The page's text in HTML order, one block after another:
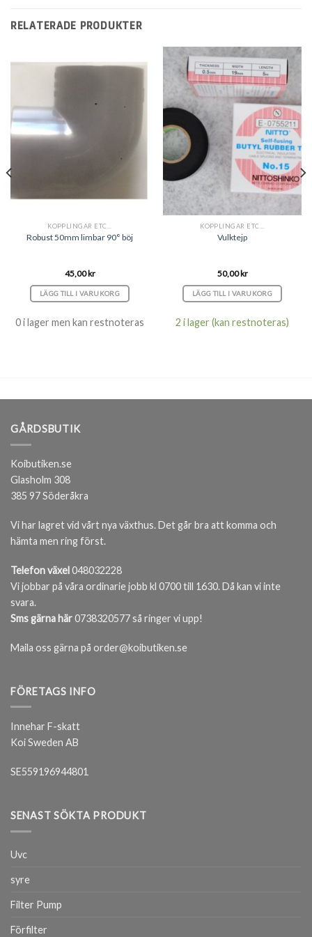
RELATERADE PRODUKTER
KOPPLINGAR ETC...
Robust 50mm limbar 90° böj
45,00kr
LÄGG TILL I VARUKORG
0 i lager men kan restnoteras
KOPPLINGAR ETC...
Vulktejp
50,00kr
LÄGG TILL I VARUKORG
2 i lager (kan restnoteras)
GÅRDSBUTIK
Koibutiken.se
Glasholm 308
385 97 Söderåkra
Vi har lagret vid vårt nya växthus. Det går bra att komma och
hämta men ring först.
Telefon växel048032228
Vi jobbar på våra ordinarie jobb kl 0700 till 1630. Då kan vi inte
svara.
Sms gärna här0738320577 så ringer vi upp!
Maila oss gärna på order@koibutiken.se
FÖRETAGS INFO
Innehar F-skatt
Koi Sweden AB
SE559196944801
SENAST SÖKTA PRODUKT
Uvc
syre
Filter Pump
Förfilter